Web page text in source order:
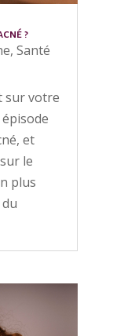
?
, Santé
sur votre
et
le
plus